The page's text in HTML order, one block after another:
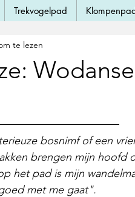
Trekvogelpad
te lezen
bosnimf of een
brengen mijn hoofd
het pad is mijn
met me gaat".